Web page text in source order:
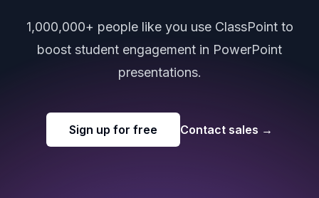
1,000,000+ people like you use ClassPoint to
boost student engagement in PowerPoint
presentations.
Sign up for free Contact sales →